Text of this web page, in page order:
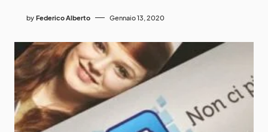
by Federico Alberto Gennaio 13, 2020